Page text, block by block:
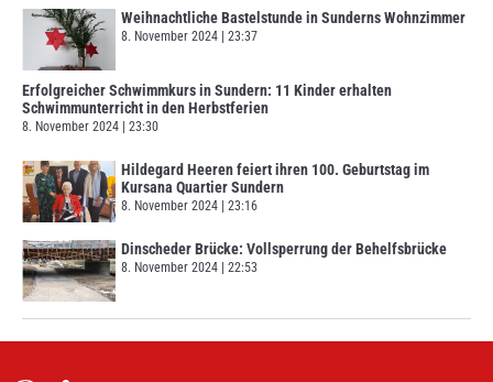
Weihnachtliche Bastelstunde in Sunderns Wohnzimmer
8. November 2024 23:37
Erfolgreicher Schwimmkurs in Sundern: 11 Kinder erhalten
Schwimmunterricht in den Herbstferien
8. November 2024 23:30
Hildegard Heeren feiert ihren 100. Geburtstag im
Kursana Quartier Sundern
8. November 2024 23:16
Dinscheder Brücke: Vollsperrung der Behelfsbrücke
8. November 2024 22:53